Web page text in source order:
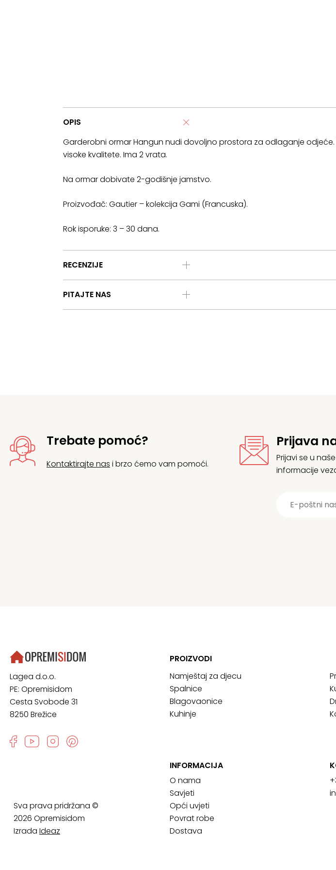
OPIS
Garderobni ormar Hangun nudi dovoljno prostora za odlaganje odjeće.
visoke kvalitete. Ima 2 vrata.
Na ormar dobivate 2-godišnje jamstvo.
Proizvođač: Gautier – kolekcija Gami (Francuska).
Rok isporuke: 3 – 30 dana.
RECENZIJE
PITAJTE NAS
Trebate pomoć?
Kontaktirajte nas i brzo ćemo vam pomoći.
Prijava
Prijavi se u
informacije
Lagea d.o.o.
PE: Opremisidom
Cesta Svobode 31
8250 Brežice
Sva prava pridržana ©
2026 Opremisidom
Izrada Ideaz
PROIZVODI
Namještaj za djecu
Spalnice
Blagovaonice
Kuhinje
INFORMACIJA
O nama
Savjeti
Opći uvjeti
Povrat robe
Dostava